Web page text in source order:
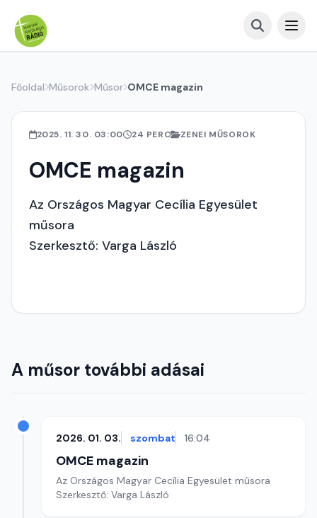
Főoldal Műsorok Műsor OMCE magazin
2025. 11. 30. 03:00 24 PERC ZENEI MŰSOROK
OMCE magazin
Az Országos Magyar Cecília Egyesület
műsora
Szerkesztő: Varga László
A műsor további adásai
2026. 01. 03. szombat 16:04
OMCE magazin
Az Országos Magyar Cecília Egyesület műsora
Szerkesztő: Varga László